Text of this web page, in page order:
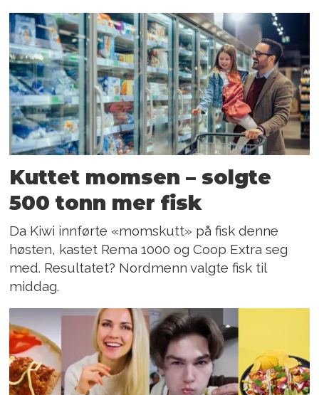
Kuttet momsen – solgte
500 tonn mer fisk
Da Kiwi innførte «momskutt» på fisk denne
høsten, kastet Rema 1000 og Coop Extra seg
med. Resultatet? Nordmenn valgte fisk til
middag.